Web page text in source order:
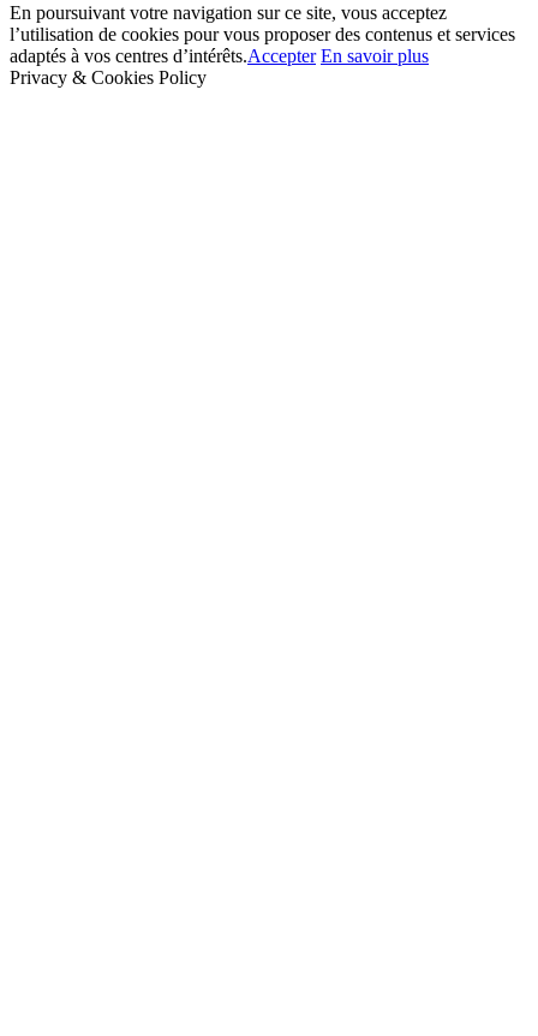
En poursuivant votre navigation sur ce site, vous acceptez
l’utilisation de cookies pour vous proposer des contenus et services
adaptés à vos centres d’intérêts.Accepter En savoir plus
Privacy & Cookies Policy